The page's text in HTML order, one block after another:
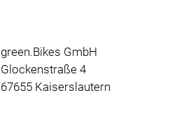
green.Bikes GmbH
Glockenstraße 4
67655 Kaiserslautern